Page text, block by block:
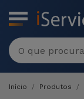
MENU
Início Produtos